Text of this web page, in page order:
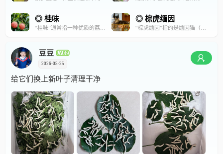
◎ 桂味 ◎ 棕虎缅因
豆豆
2026-05-25
给它们换上新叶子清理干净